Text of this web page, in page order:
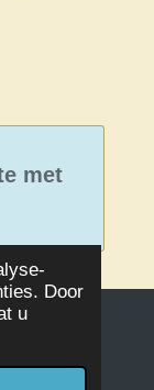
Door
u
met